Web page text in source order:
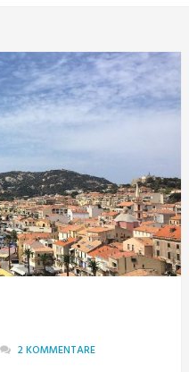
2 KOMMENTARE